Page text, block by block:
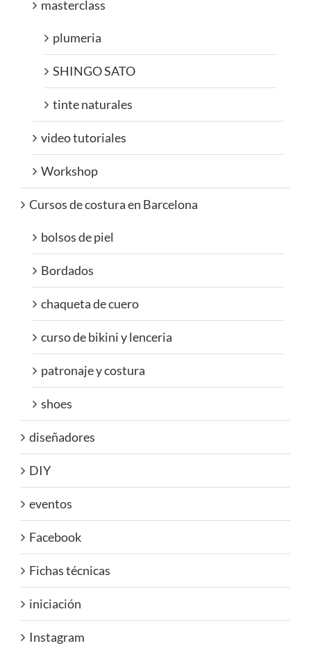
masterclass
plumeria
SHINGO SATO
tinte naturales
video tutoriales
Workshop
Cursos de costura en Barcelona
bolsos de piel
Bordados
chaqueta de cuero
curso de bikini y lenceria
patronaje y costura
shoes
diseñadores
DIY
eventos
Facebook
Fichas técnicas
iniciación
Instagram